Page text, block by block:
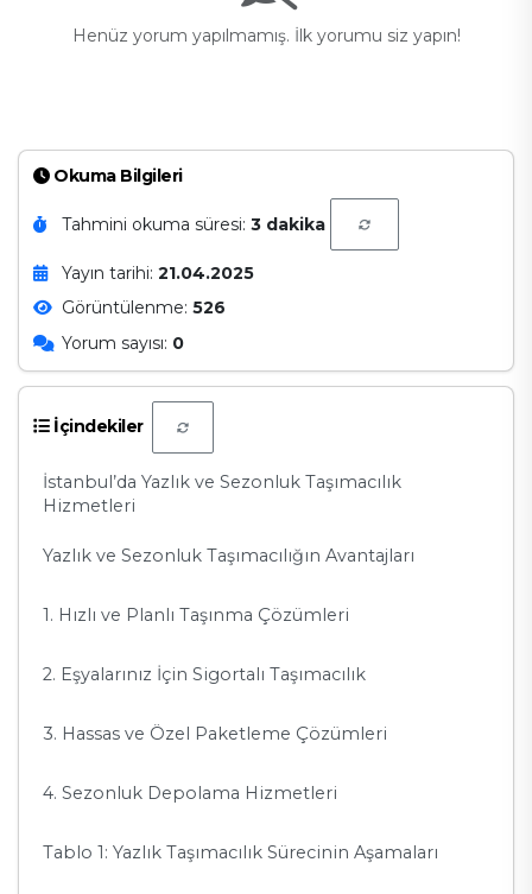
Okuma Bilgileri
Tahmini okuma süresi: 3 dakika
Yayın tarihi: 21.04.2025
Görüntülenme: 526
Yorum sayısı: 0
İçindekiler
İstanbul’da Yazlık ve Sezonluk Taşımacılık
Hizmetleri
Yazlık ve Sezonluk Taşımacılığın Avantajları
1. Hızlı ve Planlı Taşınma Çözümleri
2. Eşyalarınız İçin Sigortalı Taşımacılık
3. Hassas ve Özel Paketleme Çözümleri
4. Sezonluk Depolama Hizmetleri
Tablo 1: Yazlık Taşımacılık Sürecinin Aşamaları
Henüz yorum yapılmamış. İlk yorumu siz yapın!